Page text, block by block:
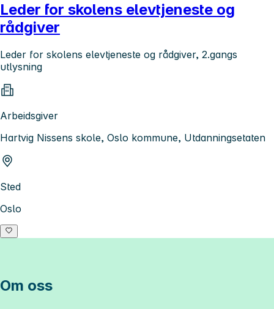
Leder for skolens elevtjeneste og
rådgiver
Leder for skolens elevtjeneste og rådgiver, 2.gangs
utlysning
Arbeidsgiver
Hartvig Nissens skole, Oslo kommune, Utdanningsetaten
Sted
Oslo
Om oss